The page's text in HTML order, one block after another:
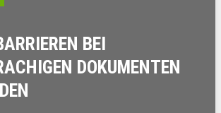
BEI
DOKUMENTEN